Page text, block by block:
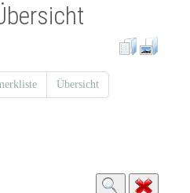
Übersicht